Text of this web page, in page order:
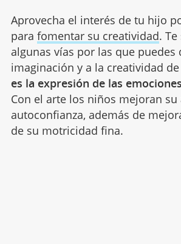
Aprovecha el interés de tu hijo
para fomentar su creatividad.
algunas vías por las que puedes
imaginación y a la creatividad
es la expresión de las
Con el arte los niños mejoran
autoconfianza, además de
de su motricidad fina.